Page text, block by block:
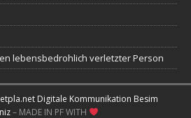
lebensbedrohlich verletzter Person
Digitale Kommunikation Besim
– MADE IN PF WITH